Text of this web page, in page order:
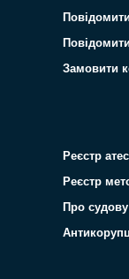
Замовити
Реєстр
Реєстр
Про судову